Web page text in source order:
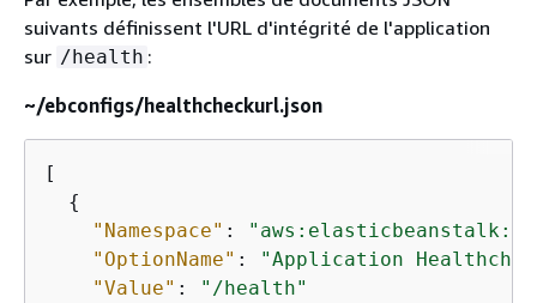
suivants définissent l'URL d'intégrité de l'application
sur /health :
~/ebconfigs/healthcheckurl.json
[
{
"Namespace" :
"OptionName" :
"Application
"Value" :
"/health"